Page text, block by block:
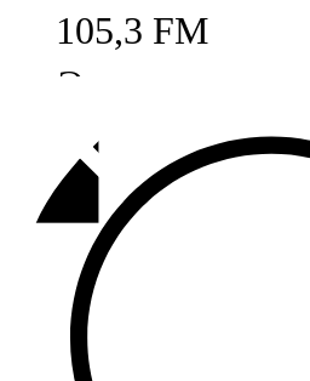
105,3 FM
Әлмәт
92,9 FM
Базарлы матак
107,1 FM
Балык бистәсе
104,9 FM